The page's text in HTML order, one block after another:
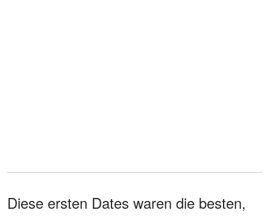
Diese ersten Dates waren die besten,